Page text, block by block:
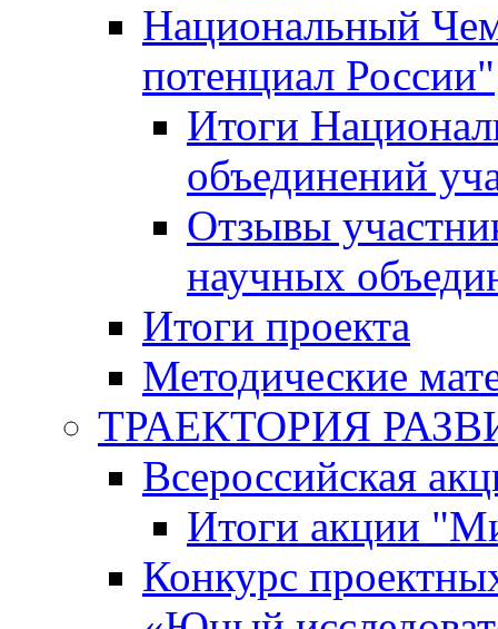
Национальный
потенциал России"
Итоги
объединений
Отзывы
научных
Итоги проекта
Методические
ТРАЕКТОРИЯ
Всероссийская
Итоги акции
Конкурс